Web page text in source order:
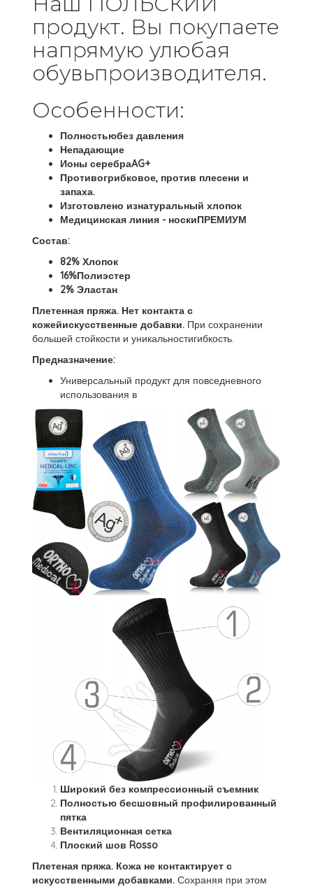
продукт. Вы покупаете
напрямую улюбая
обувьпроизводителя.
Особенности:
Полностьюбез давления
Непадающие
Ионы серебраAG+
Противогрибковое, против плесени и
запаха.
Изготовлено изнатуральный хлопок
Медицинская линия - носкиПРЕМИУМ
Состав:
82% Хлопок
16%Полиэстер
2% Эластан
Плетенная пряжа. Нет контакта с
кожейискусственные добавки. При сохранении
большей стойкости и уникальностигибкость.
Предназначение:
Универсальный продукт для повседневного
использования в
Широкий без компрессионный съемник
Полностью бесшовный профилированный
пятка
Вентиляционная сетка
Плоский шов Rosso
Плетеная пряжа. Кожа не контактирует с
искусственными добавками. Сохраняя при этом